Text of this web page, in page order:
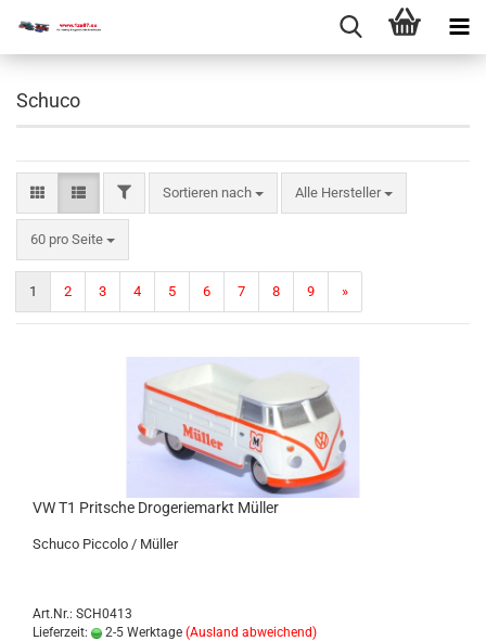
Schuco
Sortieren nach Alle Hersteller
60 pro Seite
1 2 3 4 5 6 7 8 9 »
VW T1 Prit­sche Dro­ge­rie­markt Mül­ler
Schu­co Pic­co­lo / Mül­ler
Art.Nr.: SCH0413
Lieferzeit:
2-5 Werktage (Ausland abweichend)